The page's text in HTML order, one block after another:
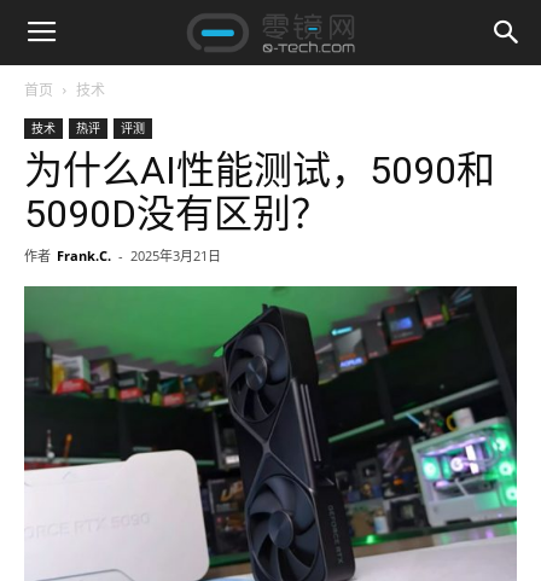
首页 技术
技术 热评 评测
为什么AI性能测试，5090和
5090D没有区别？
作者 Frank.C. - 2025年3月21日